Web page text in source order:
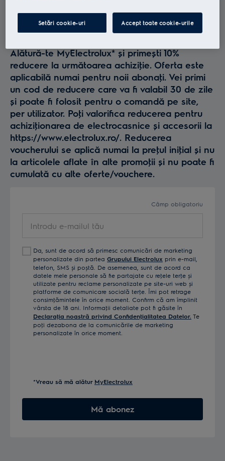
Profită la maxim de
Electrolux
Alătură-te MyElectrolux* și primești 10%
reducere la următoarea achiziţie. Oferta este
aplicabilă numai pentru noii abonaţi. Vei primi
un cod de reducere care va fi valabil 30 de zile
și poate fi folosit pentru o comandă pe site,
per utilizator. Poţi valorifica reducerea pentru
achiziţionarea de electrocasnice și accesorii la
https://www.electrolux.ro/. Reducerea
voucherului se aplică numai la preţul iniţial și nu
la articolele aflate în alte promoţii și nu poate fi
cumulată cu alte oferte/vouchere.
Câmp obligatoriu
Da, sunt de acord să primesc comunicări de marketing
personalizate din partea Grupului Electrolux prin e-mail,
telefon, SMS și poștă. De asemenea, sunt de acord ca
datele mele personale să fie partajate cu reţele terţe și
utilizate pentru reclame personalizate pe site-uri web și
platforme de comunicare socială terţe. Îmi pot retrage
consimţămintele în orice moment. Confirm că am împlinit
vârsta de 18 ani. Informaţii detaliate pot fi găsite în
Declaraţia noastră privind Confidenţialitatea Datelor. Te
poţi dezabona de la comunicările de marketing
personalizate în orice moment.
*Vreau să mă alătur MyElectrolux
Mă abonez
Setări cookie-uri Accept toate cookie-urile